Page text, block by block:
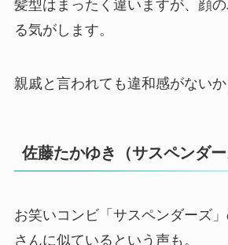
髪型はまったく違いますが、顔
る気がします。
親戚と言われても違和感がないか
佐藤たかゆき（サスペンダー
お笑いコンビ「サスペンダーズ
さんに似ているという声も。